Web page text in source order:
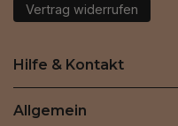
Vertrag widerrufen
Hilfe & Kontakt
Allgemein